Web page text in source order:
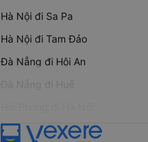
Hà Nội đi Sa Pa
Hà Nội đi Tam Đảo
Đà Nẵng đi Hội An
Đà Nẵng đi Huế